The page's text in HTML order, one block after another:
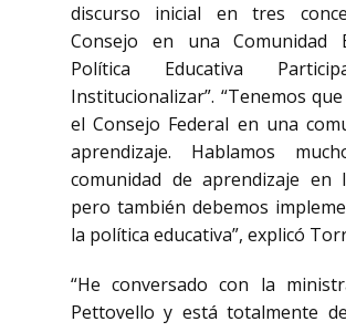
discurso inicial en tres
Consejo en una Comunidad
Política Educativa
Institucionalizar”. “Tenemos
el Consejo Federal en una
aprendizaje. Hablamos
comunidad de aprendizaje en
pero también debemos
la política educativa”, explicó
“He conversado con la
Pettovello y está totalmente